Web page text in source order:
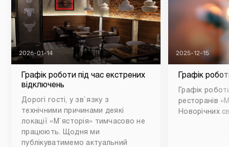
2026-01-14
Графік роботи під час екстрених
відключень
Дорогі гості, у зв`язку з
технічними причинами деякі
локації «М`ясторія» тимчасово не
працюють. Щодня ми
публікуватимемо актуальний
2025-12-15
Графік
Графік
ресторанів
Новорічних